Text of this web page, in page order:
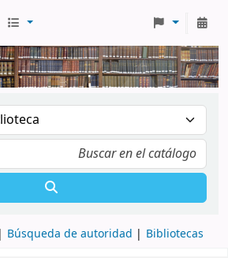
Búsqueda de autoridad Bibliotecas